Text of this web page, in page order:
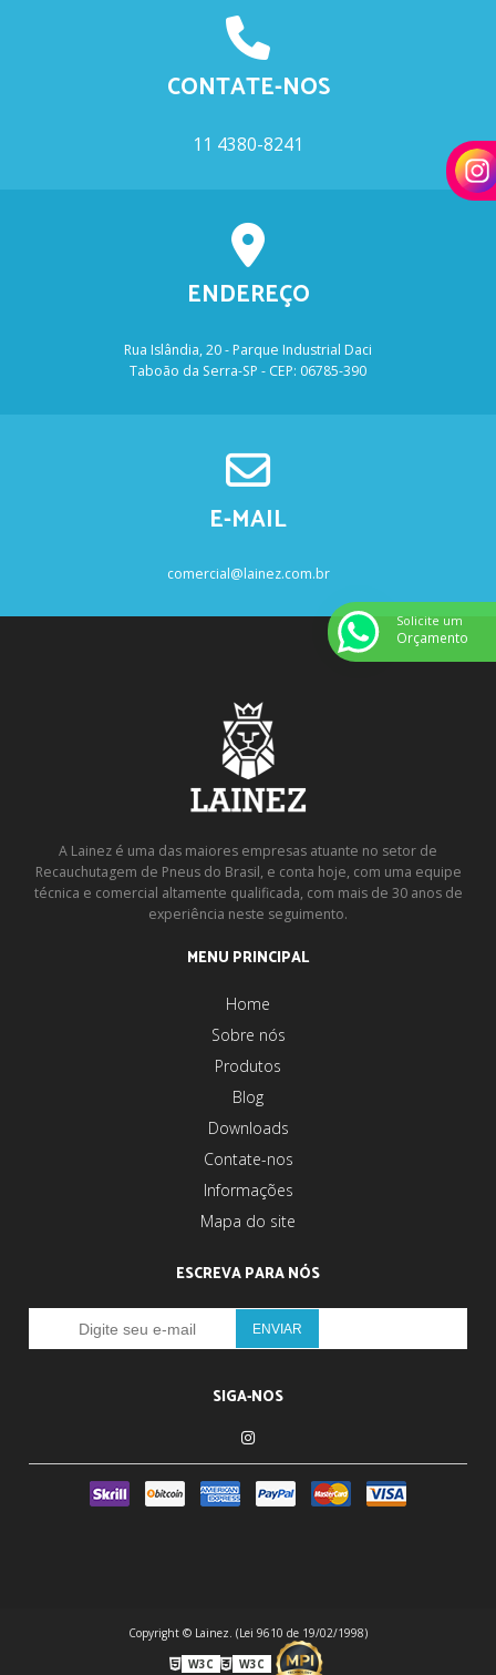
CONTATE-NOS
11 4380-8241
ENDEREÇO
Rua Islândia, 20 - Parque Industrial Daci
Taboão da Serra-SP - CEP: 06785-390
E-MAIL
comercial@lainez.com.br
A Lainez é uma das maiores empresas atuante no setor de
Recauchutagem de Pneus do Brasil, e conta hoje, com uma equipe
técnica e comercial altamente qualificada, com mais de 30 anos de
experiência neste seguimento.
MENU PRINCIPAL
Home
Sobre nós
Produtos
Blog
Downloads
Contate-nos
Informações
Mapa do site
ESCREVA PARA NÓS
SIGA-NOS
Copyright © Lainez. (Lei 9610 de 19/02/1998)
W3C
W3C
Solicite um
Orçamento